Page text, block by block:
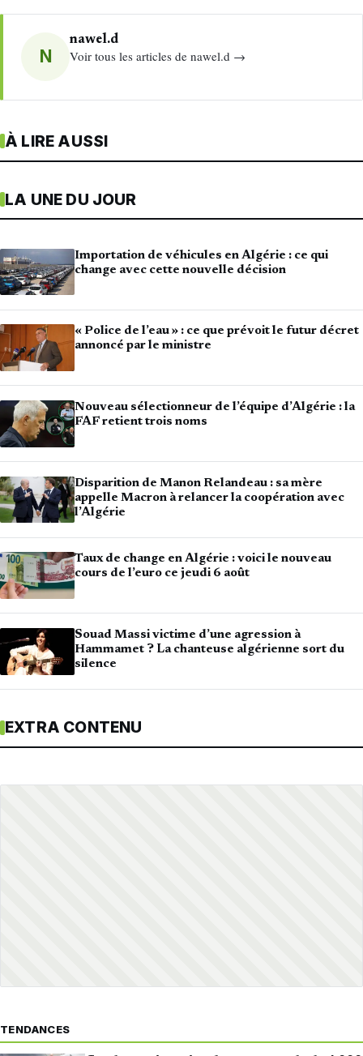
N
nawel.d
Voir tous les articles de nawel.d →
À LIRE AUSSI
LA UNE DU JOUR
Importation de véhicules en Algérie : ce qui
change avec cette nouvelle décision
« Police de l’eau » : ce que prévoit le futur décret
annoncé par le ministre
Nouveau sélectionneur de l’équipe d’Algérie : la
FAF retient trois noms
Disparition de Manon Relandeau : sa mère
appelle Macron à relancer la coopération avec
l’Algérie
Taux de change en Algérie : voici le nouveau
cours de l’euro ce jeudi 6 août
Souad Massi victime d’une agression à
Hammamet ? La chanteuse algérienne sort du
silence
EXTRA CONTENU
TENDANCES